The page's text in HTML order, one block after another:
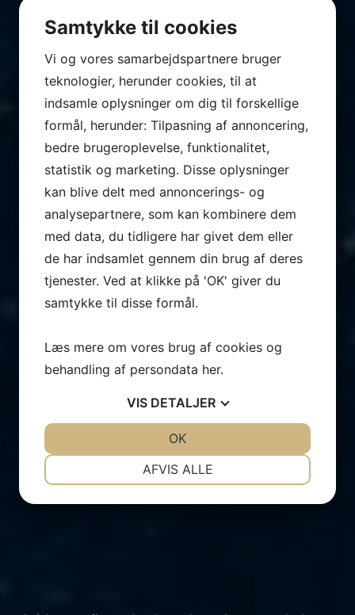
Samtykke til cookies
Vi og vores samarbejdspartnere bruger
teknologier, herunder cookies, til at
indsamle oplysninger om dig til forskellige
formål, herunder: Tilpasning af annoncering,
bedre brugeroplevelse, funktionalitet,
statistik og marketing. Disse oplysninger
kan blive delt med annoncerings- og
analysepartnere, som kan kombinere dem
med data, du tidligere har givet dem eller
de har indsamlet gennem din brug af deres
tjenester. Ved at klikke på 'OK' giver du
samtykke til disse formål.
Læs mere om vores brug af cookies og
behandling af persondata her.
VIS DETALJER
AFVIS ALLE
OK